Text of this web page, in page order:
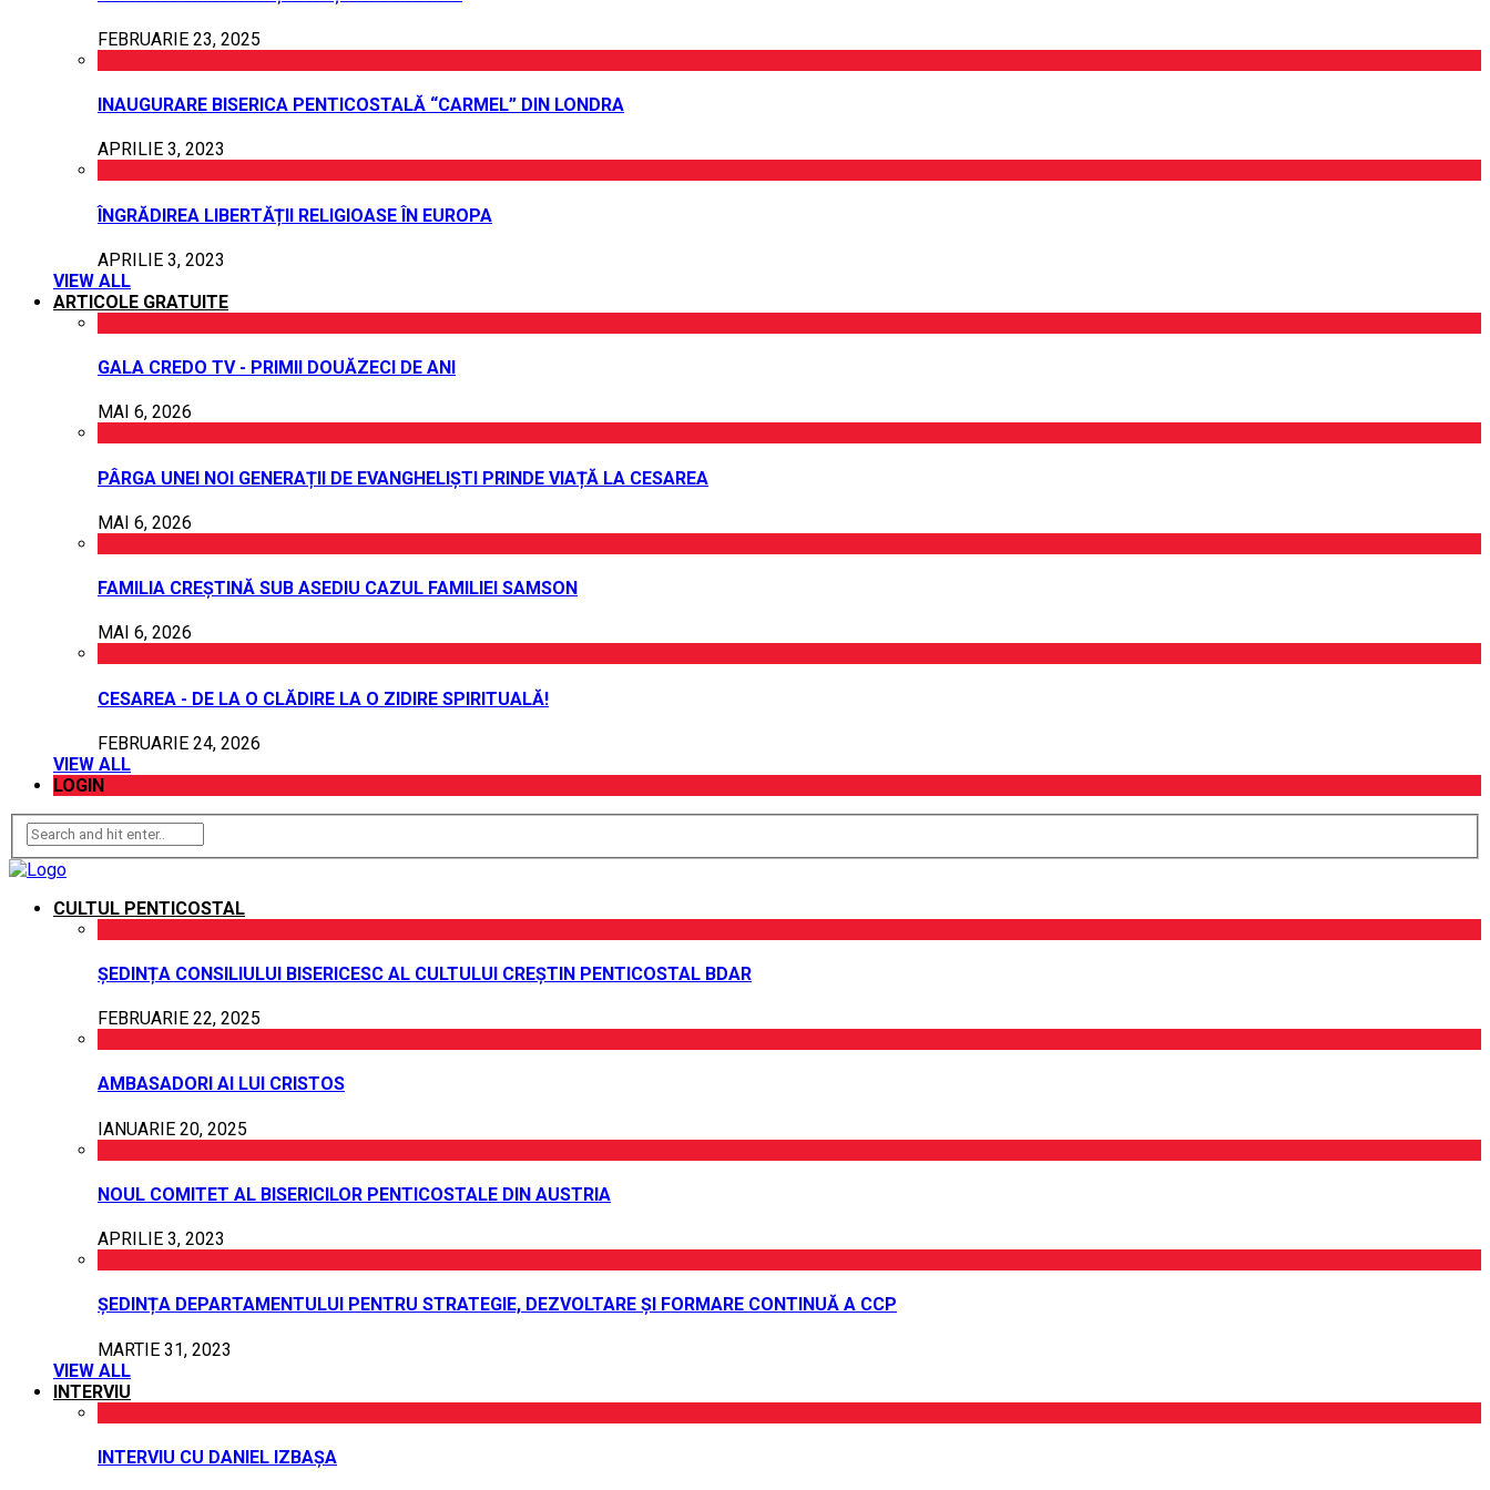
FEBRUARIE 23, 2025
INAUGURARE BISERICA PENTICOSTALĂ “CARMEL” DIN LONDRA
APRILIE 3, 2023
ÎNGRĂDIREA LIBERTĂȚII RELIGIOASE ÎN EUROPA
APRILIE 3, 2023
VIEW ALL
ARTICOLE GRATUITE
GALA CREDO TV - PRIMII DOUĂZECI DE ANI
MAI 6, 2026
PÂRGA UNEI NOI GENERAȚII DE EVANGHELIȘTI PRINDE VIAȚĂ LA CESAREA
MAI 6, 2026
FAMILIA CREȘTINĂ SUB ASEDIU CAZUL FAMILIEI SAMSON
MAI 6, 2026
CESAREA - DE LA O CLĂDIRE LA O ZIDIRE SPIRITUALĂ!
FEBRUARIE 24, 2026
VIEW ALL
LOGIN
CULTUL PENTICOSTAL
ȘEDINȚA CONSILIULUI BISERICESC AL CULTULUI CREȘTIN PENTICOSTAL BDAR
FEBRUARIE 22, 2025
AMBASADORI AI LUI CRISTOS
IANUARIE 20, 2025
NOUL COMITET AL BISERICILOR PENTICOSTALE DIN AUSTRIA
APRILIE 3, 2023
ȘEDINȚA DEPARTAMENTULUI PENTRU STRATEGIE, DEZVOLTARE ȘI FORMARE CONTINUĂ A CCP
MARTIE 31, 2023
VIEW ALL
INTERVIU
INTERVIU CU DANIEL IZBAȘA